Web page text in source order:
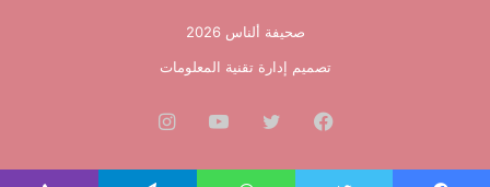
صحيفة ألناس 2026
تصميم إدارة تقنية المعلومات
فيسبوك تويتر يوتيوب